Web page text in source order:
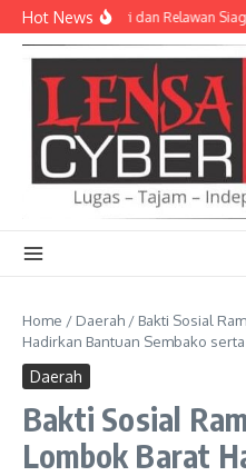
Lewati ke konten
Hot NewsTNI-Polri dan Relawan
Home / Daerah / Bakti Sosial
Hadirkan Bantuan Sembako
Daerah
Bakti Sosial
Lombok Barat